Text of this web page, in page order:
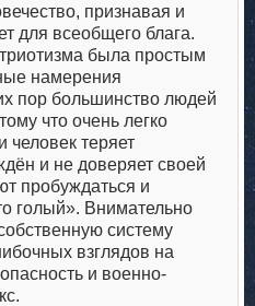
признавая и
для всеобщего блага.
была простым
намерения
пор большинство людей
что очень легко
человек теряет
и не доверяет своей
пробуждаться и
голый». Внимательно
систему
взглядов на
и военно-